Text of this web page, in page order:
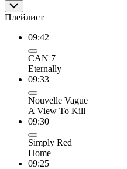
Плейлист
09:42
CAN 7
Eternally
09:33
Nouvelle Vague
A View To Kill
09:30
Simply Red
Home
09:25